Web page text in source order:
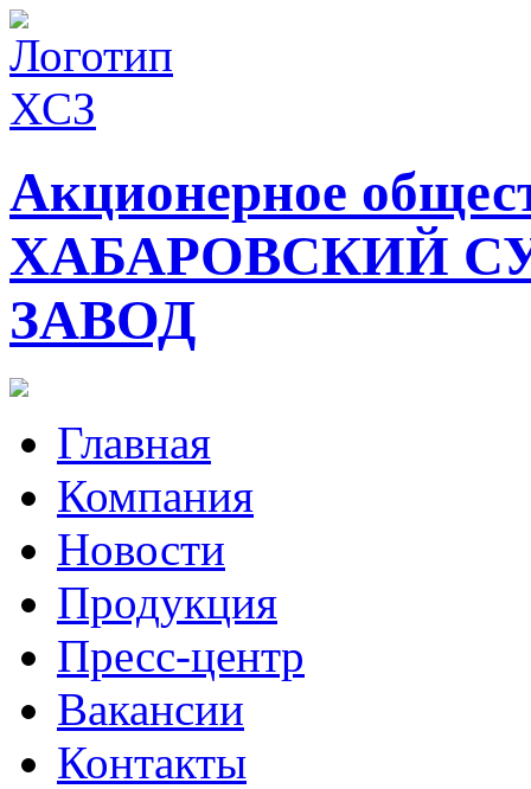
Акционерное
ХАБАРОВСКИЙ
ЗАВОД
Главная
Компания
Новости
Продукция
Пресс-центр
Вакансии
Контакты